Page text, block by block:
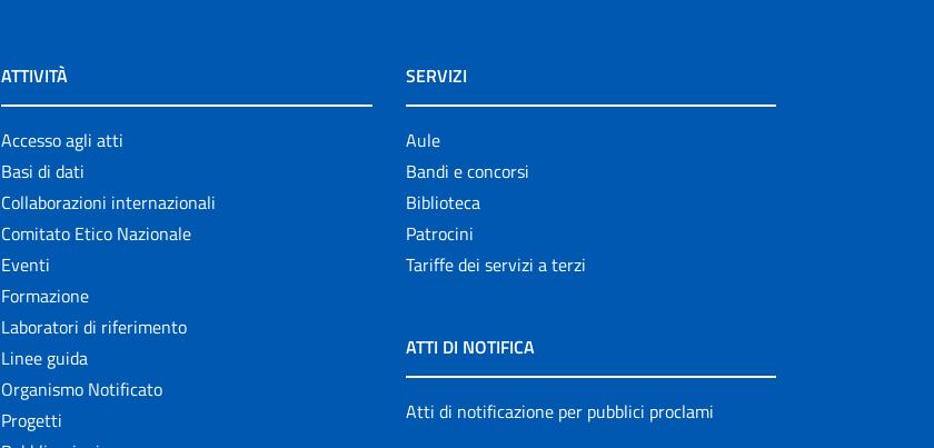
ATTIVITÀ
Accesso agli atti
Basi di dati
Collaborazioni internazionali
Comitato Etico Nazionale
Eventi
Formazione
Laboratori di riferimento
Linee guida
Organismo Notificato
Progetti
SERVIZI
Aule
Bandi e concorsi
Biblioteca
Patrocini
Tariffe dei servizi a terzi
ATTI DI NOTIFICA
Atti di notificazione per pubblici proclami